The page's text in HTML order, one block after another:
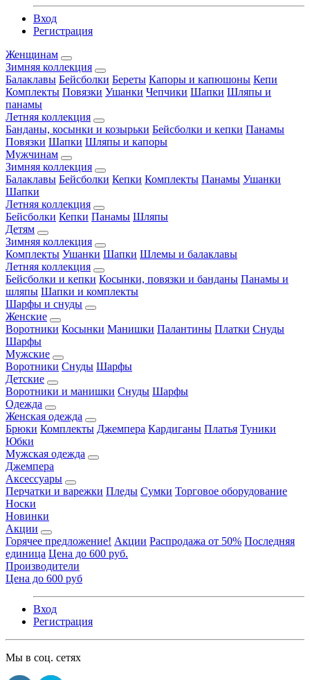
Вход
Регистрация
Женщинам
Зимняя коллекция
Балаклавы Бейсболки Береты Капоры и капюшоны Кепи
Комплекты Повязки Ушанки Чепчики Шапки Шляпы и
панамы
Летняя коллекция
Банданы, косынки и козырьки Бейсболки и кепки Панамы
Повязки Шапки Шляпы и капоры
Мужчинам
Зимняя коллекция
Балаклавы Бейсболки Кепки Комплекты Панамы Ушанки
Шапки
Летняя коллекция
Бейсболки Кепки Панамы Шляпы
Детям
Зимняя коллекция
Комплекты Ушанки Шапки Шлемы и балаклавы
Летняя коллекция
Бейсболки и кепки Косынки, повязки и банданы Панамы и
шляпы Шапки и комплекты
Шарфы и снуды
Женские
Воротники Косынки Манишки Палантины Платки Снуды
Шарфы
Мужские
Воротники Снуды Шарфы
Детские
Воротники и манишки Снуды Шарфы
Одежда
Женская одежда
Брюки Комплекты Джемпера Кардиганы Платья Туники
Юбки
Мужская одежда
Джемпера
Аксессуары
Перчатки и варежки Пледы Сумки Торговое оборудование
Носки
Новинки
Акции
Горячее предложение! Акции Распродажа от 50% Последняя
единица Цена до 600 руб.
Производители
Цена до 600 руб
Вход
Регистрация
Мы в соц. сетях